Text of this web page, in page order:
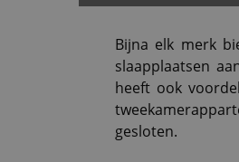
Bijna elk merk
slaapplaatsen
heeft ook
gesloten.